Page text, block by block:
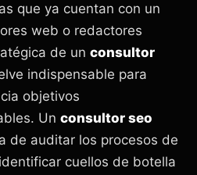
que ya cuentan con un
web o redactores
de un consultor
indispensable para
objetivos
Un consultor seo
de auditar los procesos de
cuellos de botella